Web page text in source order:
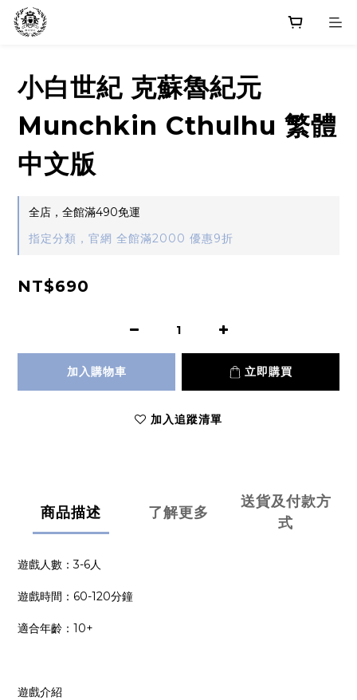
小白世紀 克蘇魯紀元
Munchkin Cthulhu 繁體
中文版
全店，全館滿490免運
指定分類，官網 全館滿2000 優惠9折
NT$690
加入購物車 立即購買
加入追蹤清單
商品描述 了解更多
送貨及付款方
式
遊戲人數：3-6人
遊戲時間：60-120分鐘
適合年齡：10+
遊戲介紹